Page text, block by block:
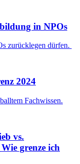
in NPOs
zurücklegen dürfen.
2024
Fachwissen.
vs.
grenze ich